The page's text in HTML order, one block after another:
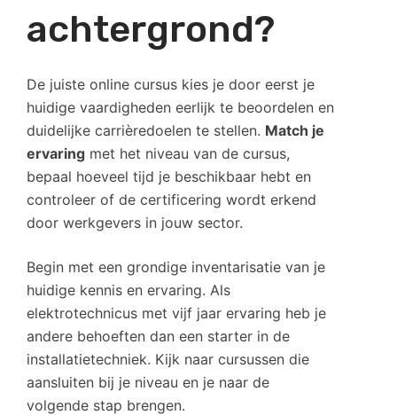
achtergrond?
De juiste online cursus kies je door eerst je
huidige vaardigheden eerlijk te beoordelen en
duidelijke carrièredoelen te stellen. Match je
ervaring met het niveau van de cursus,
bepaal hoeveel tijd je beschikbaar hebt en
controleer of de certificering wordt erkend
door werkgevers in jouw sector.
Begin met een grondige inventarisatie van je
huidige kennis en ervaring. Als
elektrotechnicus met vijf jaar ervaring heb je
andere behoeften dan een starter in de
installatietechniek. Kijk naar cursussen die
aansluiten bij je niveau en je naar de
volgende stap brengen.